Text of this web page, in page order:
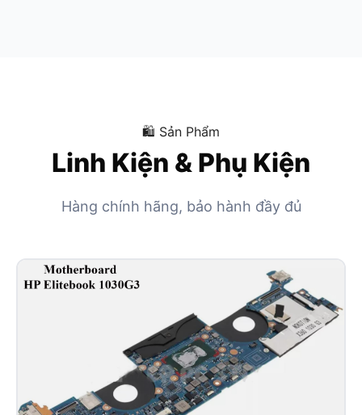
🛍 Sản Phẩm
Linh Kiện & Phụ Kiện
Hàng chính hãng, bảo hành đầy đủ